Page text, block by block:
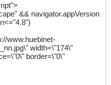
&& navigator.appVersion
www.huebinet-
width=\"174\"
border=\"0\"